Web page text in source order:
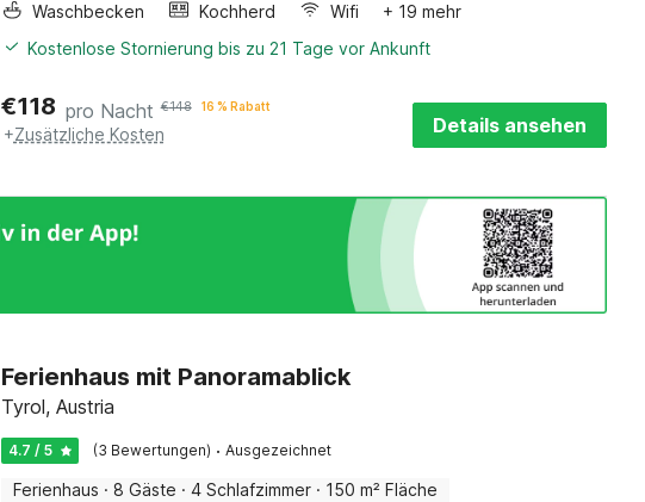
Waschbecken
Kochherd Wifi
+ 19 mehr
Kostenlose Stornierung bis zu 21 Tage vor Ankunft
€118 pro Nacht €148 16 % Rabatt
+Zusätzliche Kosten Details ansehen
Ferienhaus mit Panoramablick
Tyrol, Austria
4.7 / 5 (3 Bewertungen) · Ausgezeichnet
Ferienhaus · 8 Gäste · 4 Schlafzimmer · 150 m² Fläche